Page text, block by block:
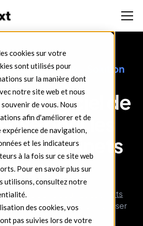
cookies sur votre
sont utilisés pour
sur la manière dont
notre site web et nous
de vous. Nous
afin d'améliorer et de
de navigation,
et les indicateurs
à la fois sur ce site web
Pour en savoir plus sur
utilisons, consultez notre
des cookies, vos
pas suivies lors de votre
pour architecte - Solution
un logiciel de
pour les
des cabinets
de devis pour les cabinets
structurer vos projets et maîtriser